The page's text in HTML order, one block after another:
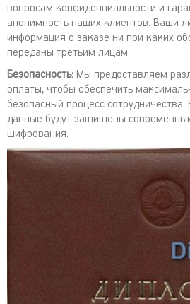
вопросам конфиденциальности и
анонимность наших клиентов. Ваши
информация о заказе ни при каких
переданы третьим лицам.
Безопасность: Мы предоставляем
оплаты, чтобы обеспечить
безопасный процесс
данные будут защищены
шифрования.